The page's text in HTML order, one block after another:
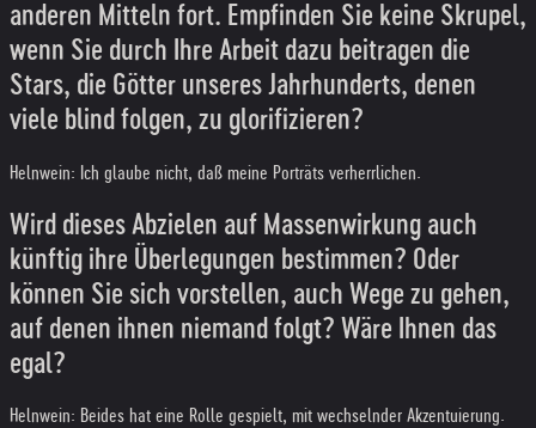
anderen Mitteln fort. Empfinden Sie keine Skrupel,
wenn Sie durch Ihre Arbeit dazu beitragen die
Stars, die Götter unseres Jahrhunderts, denen
viele blind folgen, zu glorifizieren?
Helnwein: Ich glaube nicht, daß meine Porträts verherrlichen.
Wird dieses Abzielen auf Massenwirkung auch
künftig ihre Überlegungen bestimmen? Oder
können Sie sich vorstellen, auch Wege zu gehen,
auf denen ihnen niemand folgt? Wäre Ihnen das
egal?
Helnwein: Beides hat eine Rolle gespielt, mit wechselnder Akzentuierung.